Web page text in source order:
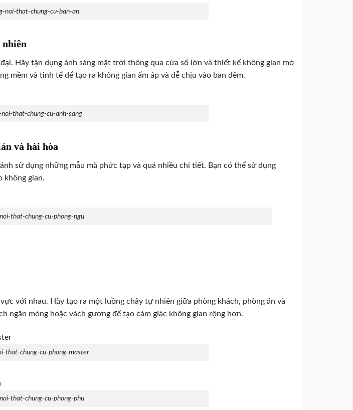
noi-that-chung-cu-ban-an
Hãy tận dụng ánh sáng mặt trời thông qua cửa sổ lớn và thiết kế không gian mở
mềm và tinh tế để tạo ra không gian ấm áp và dễ chịu vào ban đêm.
that-chung-cu-anh-sang
và hài hòa
sử dụng những mẫu mã phức tạp và quá nhiều chi tiết. Bạn có thể sử dụng
không gian.
that-chung-cu-phong-ngu
với nhau. Hãy tạo ra một luồng chảy tự nhiên giữa phòng khách, phòng ăn và
ngăn mỏng hoặc vách gương để tạo cảm giác không gian rộng hơn.
that-chung-cu-phong-master
that-chung-cu-phong-phu